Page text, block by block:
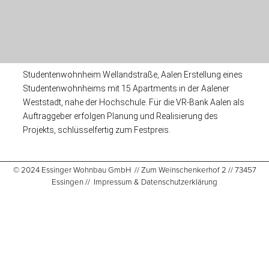
Studentenwohnheim Wellandstraße, Aalen Erstellung eines
Studentenwohnheims mit 15 Apartments in der Aalener
Weststadt, nahe der Hochschule. Für die VR-Bank Aalen als
Auftraggeber erfolgen Planung und Realisierung des
Projekts, schlüsselfertig zum Festpreis.
© 2024 Essinger Wohnbau GmbH // Zum Weinschenkerhof 2 // 73457
Essingen // Impressum & Datenschutzerklärung